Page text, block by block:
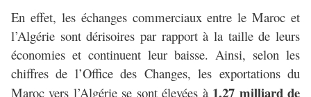
En effet, les échanges commerciaux entre le Maroc et
l’Algérie sont dérisoires par rapport à la taille de leurs
économies et continuent leur baisse. Ainsi, selon les
chiffres de l’Office des Changes, les exportations du
Maroc vers l’Algérie se sont élevées à 1,27 milliard de